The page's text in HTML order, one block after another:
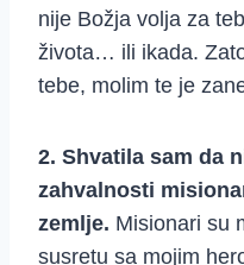
nije Božja volja za
života… ili ikada.
tebe, molim te je
2. Shvatila sam da
zahvalnosti
zemlje. Misionari su
susretu sa mojim